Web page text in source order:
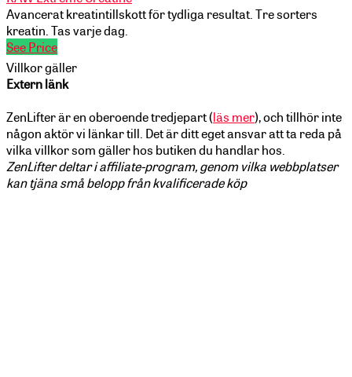
Avancerat kreatintillskott för tydliga resultat. Tre sorters
kreatin. Tas varje dag.
See Price
Villkor gäller
Extern länk
ZenLifter är en oberoende tredjepart (läs mer), och tillhör inte
någon aktör vi länkar till. Det är ditt eget ansvar att ta reda på
vilka villkor som gäller hos butiken du handlar hos.
ZenLifter deltar i affiliate-program, genom vilka webbplatser
kan tjäna små belopp från kvalificerade köp